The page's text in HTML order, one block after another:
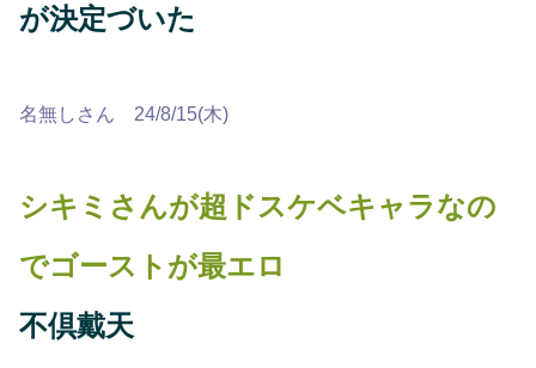
が決定づいた
名無しさん 24/8/15(木)
シキミさんが超ドスケベキャラなの
でゴーストが最エロ
不倶戴天